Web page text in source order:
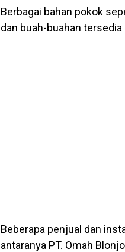
Berbagai bahan pokok
dan buah-buahan
Beberapa penjual dan
antaranya PT. Omah